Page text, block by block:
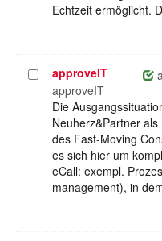
Echtzeit ermöglicht.
Projekt
auswählen
approveIT
approveIT
Die
Neuherz&Partner
des Fast-Moving
es sich hier um
eCall: exempl.
management), in